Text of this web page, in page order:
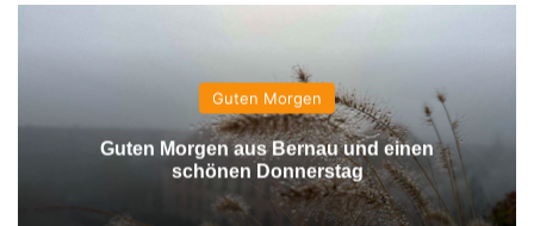
Guten Morgen
Guten Morgen aus Bernau und einen
schönen Donnerstag